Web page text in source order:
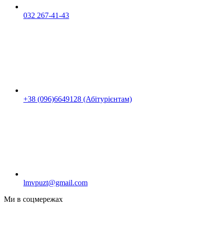
032 267-41-43
+38 (096)6649128 (Абітурієнтам)
lmvpuzt@gmail.com
Ми в соцмережах